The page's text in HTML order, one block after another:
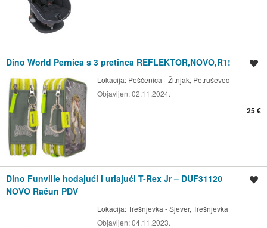
Dino World Pernica s 3 pretinca REFLEKTOR,NOVO,R1!
Lokacija: Peščenica - Žitnjak, Petruševec
Objavljen:02.11.2024.
25 €
Dino Funville hodajući i urlajući T-Rex Jr – DUF31120
NOVO Račun PDV
Lokacija:Trešnjevka - Sjever, Trešnjevka
Objavljen:04.11.2023.